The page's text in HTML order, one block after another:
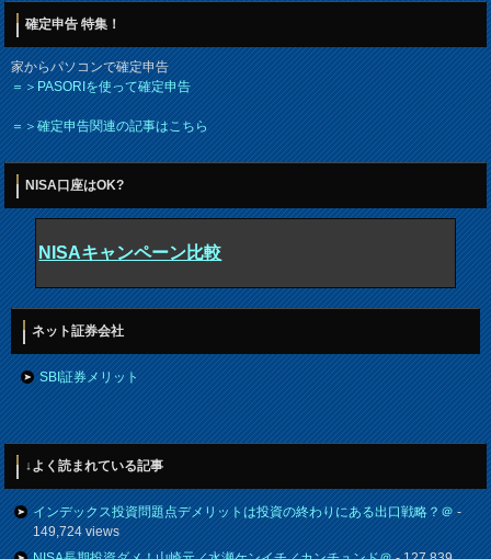
確定申告 特集！
家からパソコンで確定申告
＝＞PASORIを使って確定申告
＝＞確定申告関連の記事はこちら
NISA口座はOK?
NISAキャンペーン比較
ネット証券会社
SBI証券メリット
↓よく読まれている記事
インデックス投資問題点デメリットは投資の終わりにある出口戦略？＠-
149,724 views